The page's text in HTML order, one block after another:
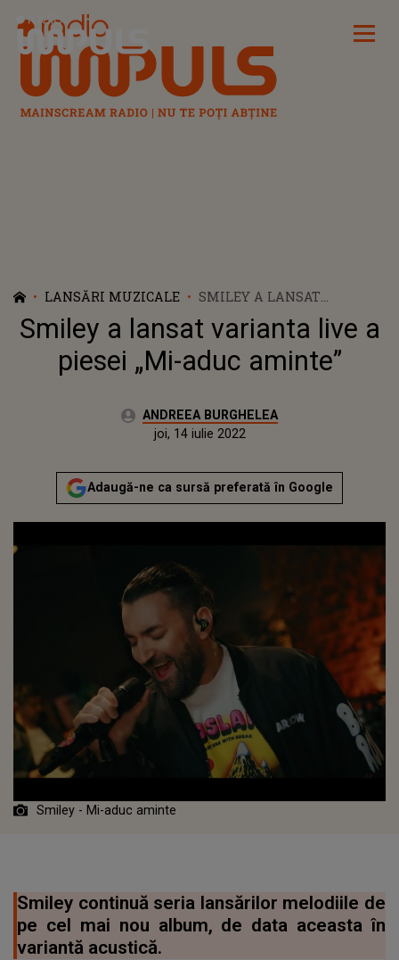
Radio Impuls
LANSĂRI MUZICALE
SMILEY A LANSAT
VARIANTA LIVE A PIESEI
„MI-ADUC AMINTE”
Smiley a lansat varianta live a
piesei „Mi-aduc aminte”
Autor:ANDREEA BURGHELEA
Actualizat:
joi, 14 iulie 2022
Adaugă-ne ca sursă preferată în Google
Smiley - Mi-aduc aminte
Smiley continuă seria lansărilor melodiile de
pe cel mai nou album, de data aceasta în
variantă acustică.